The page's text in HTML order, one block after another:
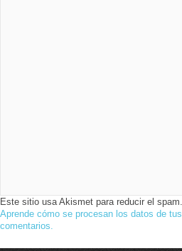
Este sitio usa Akismet para reducir el spam.
Aprende cómo se procesan los datos de tus
comentarios.